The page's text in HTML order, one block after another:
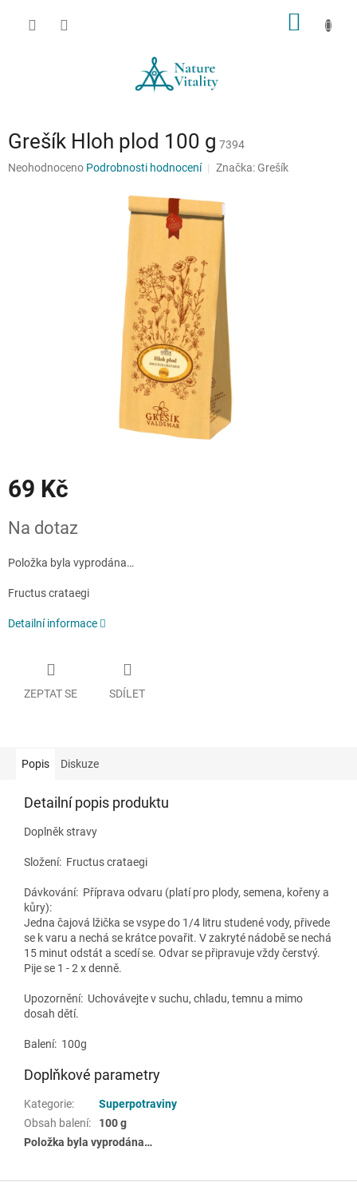
Grešík Hloh plod 100 g 7394
Průměrné
Neohodnoceno Podrobnosti hodnocení Značka: Grešík
69 Kč
cena:
Na dotaz
Položka byla vyprodána…
Fructus crataegi
Detailní informace
ZEPTAT SE SDÍLET
Popis Diskuze
Detailní popis produktu
Doplněk stravy
Složení: Fructus crataegi
Dávkování: Příprava odvaru (platí pro plody, semena, kořeny a
kůry):
Jedna čajová lžička se vsype do 1/4 litru studené vody, přivede
se k varu a nechá se krátce povařit. V zakryté nádobě se nechá
15 minut odstát a scedí se. Odvar se připravuje vždy čerstvý.
Pije se 1 - 2 x denně.
Upozornění: Uchovávejte v suchu, chladu, temnu a mimo
dosah dětí.
Balení: 100g
Doplňkové parametry
Kategorie:
Superpotraviny
Obsah balení:
100 g
Položka byla vyprodána…